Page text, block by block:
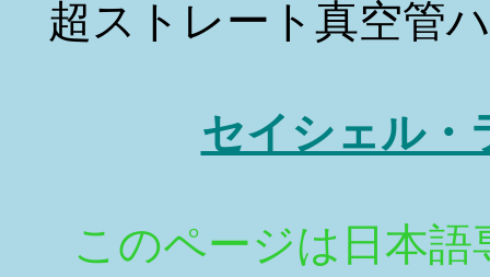
超ストレート真空管
セイシェル・
このページは